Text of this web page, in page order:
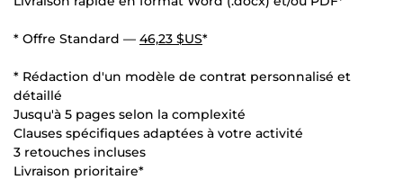
* Offre Standard — 46,23 $US*
* Rédaction d'un modèle de contrat personnalisé et
détaillé
Jusqu'à 5 pages selon la complexité
Clauses spécifiques adaptées à votre activité
3 retouches incluses
Livraison prioritaire*